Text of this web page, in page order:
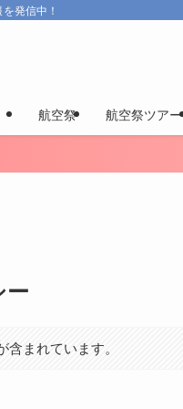
発信中！
航空祭 航空祭ツアー
ー
まれています。